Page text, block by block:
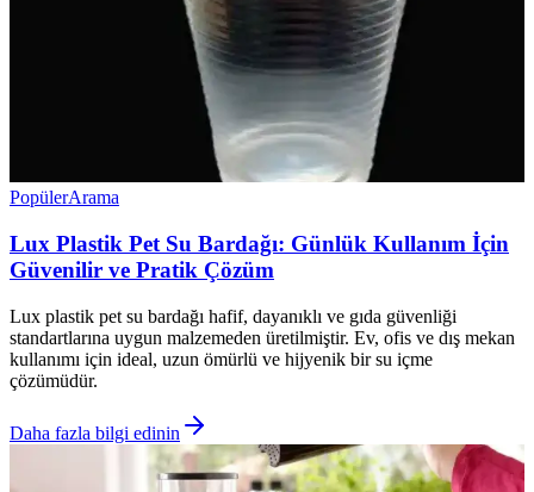
PopülerArama
Lux Plastik Pet Su Bardağı: Günlük Kullanım İçin
Güvenilir ve Pratik Çözüm
Lux plastik pet su bardağı hafif, dayanıklı ve gıda güvenliği
standartlarına uygun malzemeden üretilmiştir. Ev, ofis ve dış mekan
kullanımı için ideal, uzun ömürlü ve hijyenik bir su içme
çözümüdür.
Daha fazla bilgi edinin